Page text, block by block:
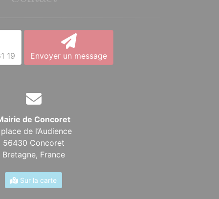
19 Envoyer un message
de Concoret
place de l’Audience
56430 Concoret
Bretagne, France
Sur la carte